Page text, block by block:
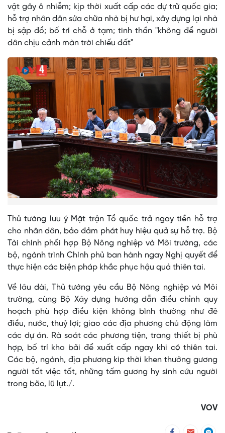
vật gây ô nhiễm; kịp thời xuất cấp các dự trữ quốc gia;
hỗ trợ nhân dân sửa chữa nhà bị hư hại, xây dựng lại nhà
bị sập đổ; bố trí chỗ ở tạm; tinh thần "không để người
dân chịu cảnh màn trời chiếu đất"
Thủ tướng lưu ý Mặt trận Tổ quốc trả ngay tiền hỗ trợ
cho nhân dân, bảo đảm phát huy hiệu quả sự hỗ trợ. Bộ
Tài chính phối hợp Bộ Nông nghiệp và Môi trường, các
bộ, ngành trình Chính phủ ban hành ngay Nghị quyết để
thực hiện các biện pháp khắc phục hậu quả thiên tai.
Về lâu dài, Thủ tướng yêu cầu Bộ Nông nghiệp và Môi
trường, cùng Bộ Xây dựng hướng dẫn điều chỉnh quy
hoạch phù hợp điều kiện không bình thường như đê
điều, nước, thuỷ lợi; giao các địa phương chủ động làm
các dự án. Rà soát các phương tiện, trang thiết bị phù
hợp, bố trí kho bãi để xuất cấp ngay khi có thiên tai.
Các bộ, ngành, địa phương kip thời khen thưởng gương
người tốt việc tốt, những tấm gương hy sinh cứu người
trong bão, lũ lụt./.
VOV